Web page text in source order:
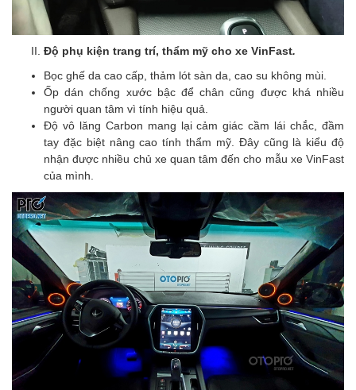
Độ phụ kiện trang trí, thẩm mỹ cho xe VinFast.
Bọc ghế da cao cấp, thảm lót sàn da, cao su không mùi.
Ốp dán chống xước bậc để chân cũng được khá nhiều
người quan tâm vì tính hiệu quả.
Độ vô lăng Carbon mang lại cảm giác cầm lái chắc, đầm
tay đặc biệt nâng cao tính thẩm mỹ. Đây cũng là kiểu độ
nhận được nhiều chủ xe quan tâm đến cho mẫu xe VinFast
của mình.